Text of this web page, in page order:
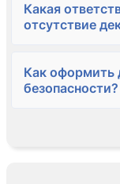
Какая
отсутствие
Как оформить
безопасности?